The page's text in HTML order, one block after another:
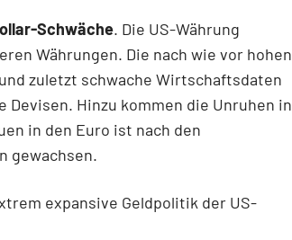
Schwäche. Die US-Währung
Währungen. Die nach wie vor hohen
zuletzt schwache Wirtschaftsdaten
Devisen. Hinzu kommen die Unruhen in
in den Euro ist nach den
gewachsen.
expansive Geldpolitik der US-